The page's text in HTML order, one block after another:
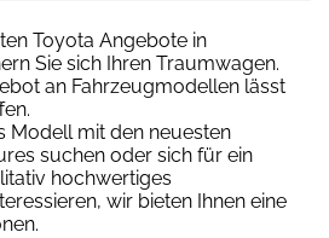
Toyota Angebote in
Sie sich Ihren Traumwagen.
an Fahrzeugmodellen lässt
Modell mit den neuesten
suchen oder sich für ein
hochwertiges
wir bieten Ihnen eine